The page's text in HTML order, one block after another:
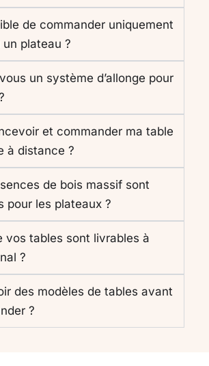
de commander uniquement
plateau ?
un système d’allonge pour
et commander ma table
à distance ?
de bois massif sont
pour les plateaux ?
vos tables sont livrables à
?
des modèles de tables avant
?